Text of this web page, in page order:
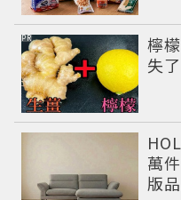
檸
失
PR
萬
版